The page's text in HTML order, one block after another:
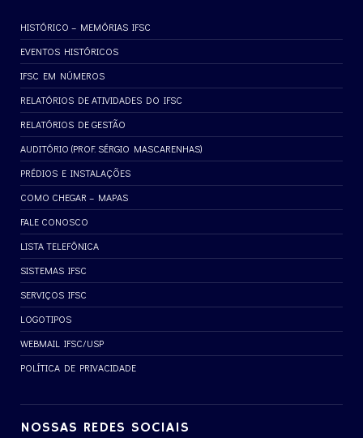
HISTÓRICO – MEMÓRIAS IFSC
EVENTOS HISTÓRICOS
IFSC EM NÚMEROS
RELATÓRIOS DE ATIVIDADES DO IFSC
RELATÓRIOS DE GESTÃO
AUDITÓRIO (PROF. SÉRGIO MASCARENHAS)
PRÉDIOS E INSTALAÇÕES
COMO CHEGAR – MAPAS
FALE CONOSCO
LISTA TELEFÔNICA
SISTEMAS IFSC
SERVIÇOS IFSC
LOGOTIPOS
WEBMAIL IFSC/USP
POLÍTICA DE PRIVACIDADE
NOSSAS REDES SOCIAIS